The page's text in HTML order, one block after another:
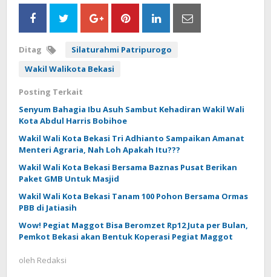
Ditag
Silaturahmi Patripurogo
Wakil Walikota Bekasi
Posting Terkait
Senyum Bahagia Ibu Asuh Sambut Kehadiran Wakil Wali
Kota Abdul Harris Bobihoe
Wakil Wali Kota Bekasi Tri Adhianto Sampaikan Amanat
Menteri Agraria, Nah Loh Apakah Itu???
Wakil Wali Kota Bekasi Bersama Baznas Pusat Berikan
Paket GMB Untuk Masjid
Wakil Wali Kota Bekasi Tanam 100 Pohon Bersama Ormas
PBB di Jatiasih
Wow! Pegiat Maggot Bisa Beromzet Rp12 Juta per Bulan,
Pemkot Bekasi akan Bentuk Koperasi Pegiat Maggot
oleh Redaksi